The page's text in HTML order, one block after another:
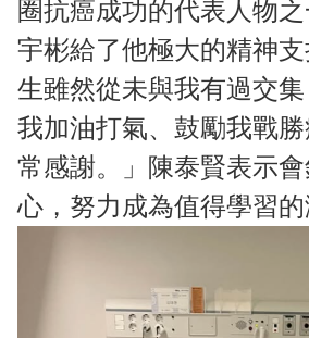
圈抗癌成功的代表人物
宇彬給了他極大的精神
生雖然從未與我有過交
我加油打氣、鼓勵我戰
常感謝。」陳泰賢表示
心，努力成為值得學習的